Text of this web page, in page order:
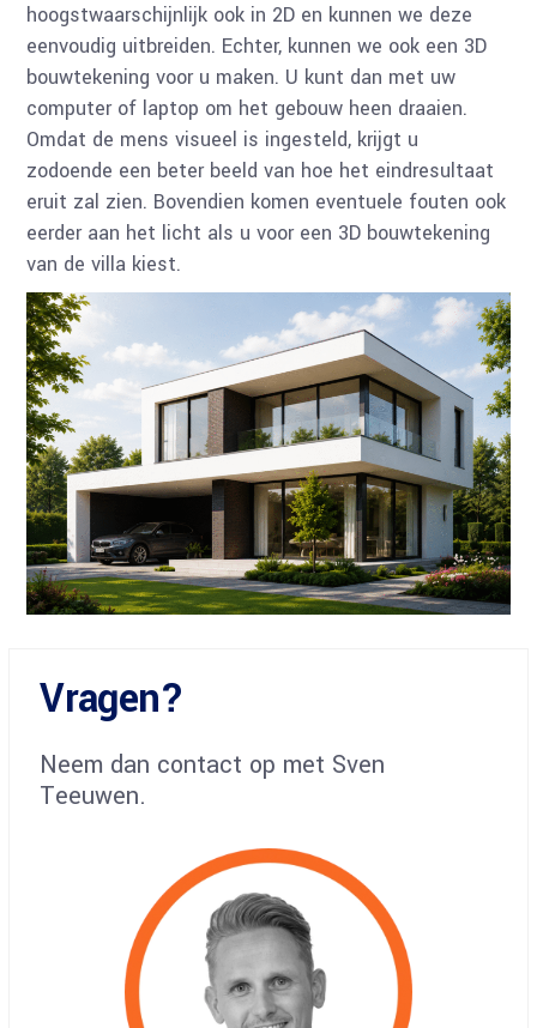
hoogstwaarschijnlijk ook in 2D en kunnen we deze
eenvoudig uitbreiden. Echter, kunnen we ook een 3D
bouwtekening voor u maken. U kunt dan met uw
computer of laptop om het gebouw heen draaien.
Omdat de mens visueel is ingesteld, krijgt u
zodoende een beter beeld van hoe het eindresultaat
eruit zal zien. Bovendien komen eventuele fouten ook
eerder aan het licht als u voor een 3D bouwtekening
van de villa kiest.
Vragen?
Neem dan contact op met Sven
Teeuwen.